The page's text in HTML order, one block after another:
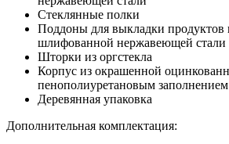
Стеклянные полки
Поддоны для выкладки продуктов
шлифованной нержавеющей стали
Шторки из оргстекла
Корпус из окрашенной
пенополиуретановым заполнением
Деревянная упаковка
Дополнительная комплектация: